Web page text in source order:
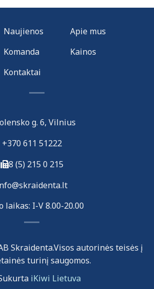
Naujienos
Apie mus
Komanda
Kainos
Kontaktai
g. 6, Vilnius
+370 611 51222
8 (5) 215 0 215
nfo@skraidenta.lt
laikas: I-V 8.00-20.00
Skraidenta.Visos autorinės teisės į
turinį saugomos.
iKiwi Lietuva